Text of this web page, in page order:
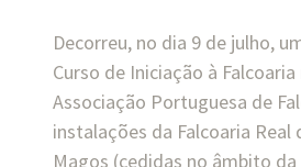
Decorreu, no dia 9 de julho,
Curso de Iniciação à
Associação Portuguesa de
instalações da Falcoaria Real
Magos (cedidas no âmbito da